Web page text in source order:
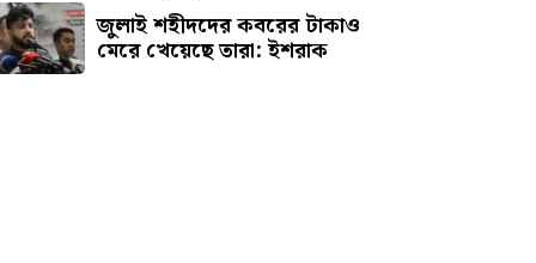
জুলাই শহীদদের কবরের টাকাও
মেরে খেয়েছে তারা: ইশরাক